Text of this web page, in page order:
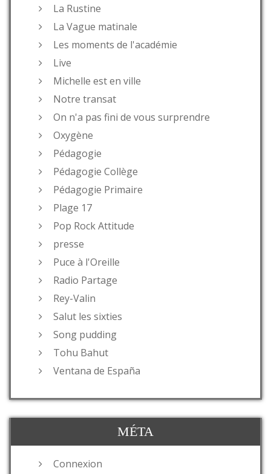
La Rustine
La Vague matinale
Les moments de l'académie
Live
Michelle est en ville
Notre transat
On n'a pas fini de vous surprendre
Oxygène
Pédagogie
Pédagogie Collège
Pédagogie Primaire
Plage 17
Pop Rock Attitude
presse
Puce à l'Oreille
Radio Partage
Rey-Valin
Salut les sixties
Song pudding
Tohu Bahut
Ventana de España
MÉTA
Connexion